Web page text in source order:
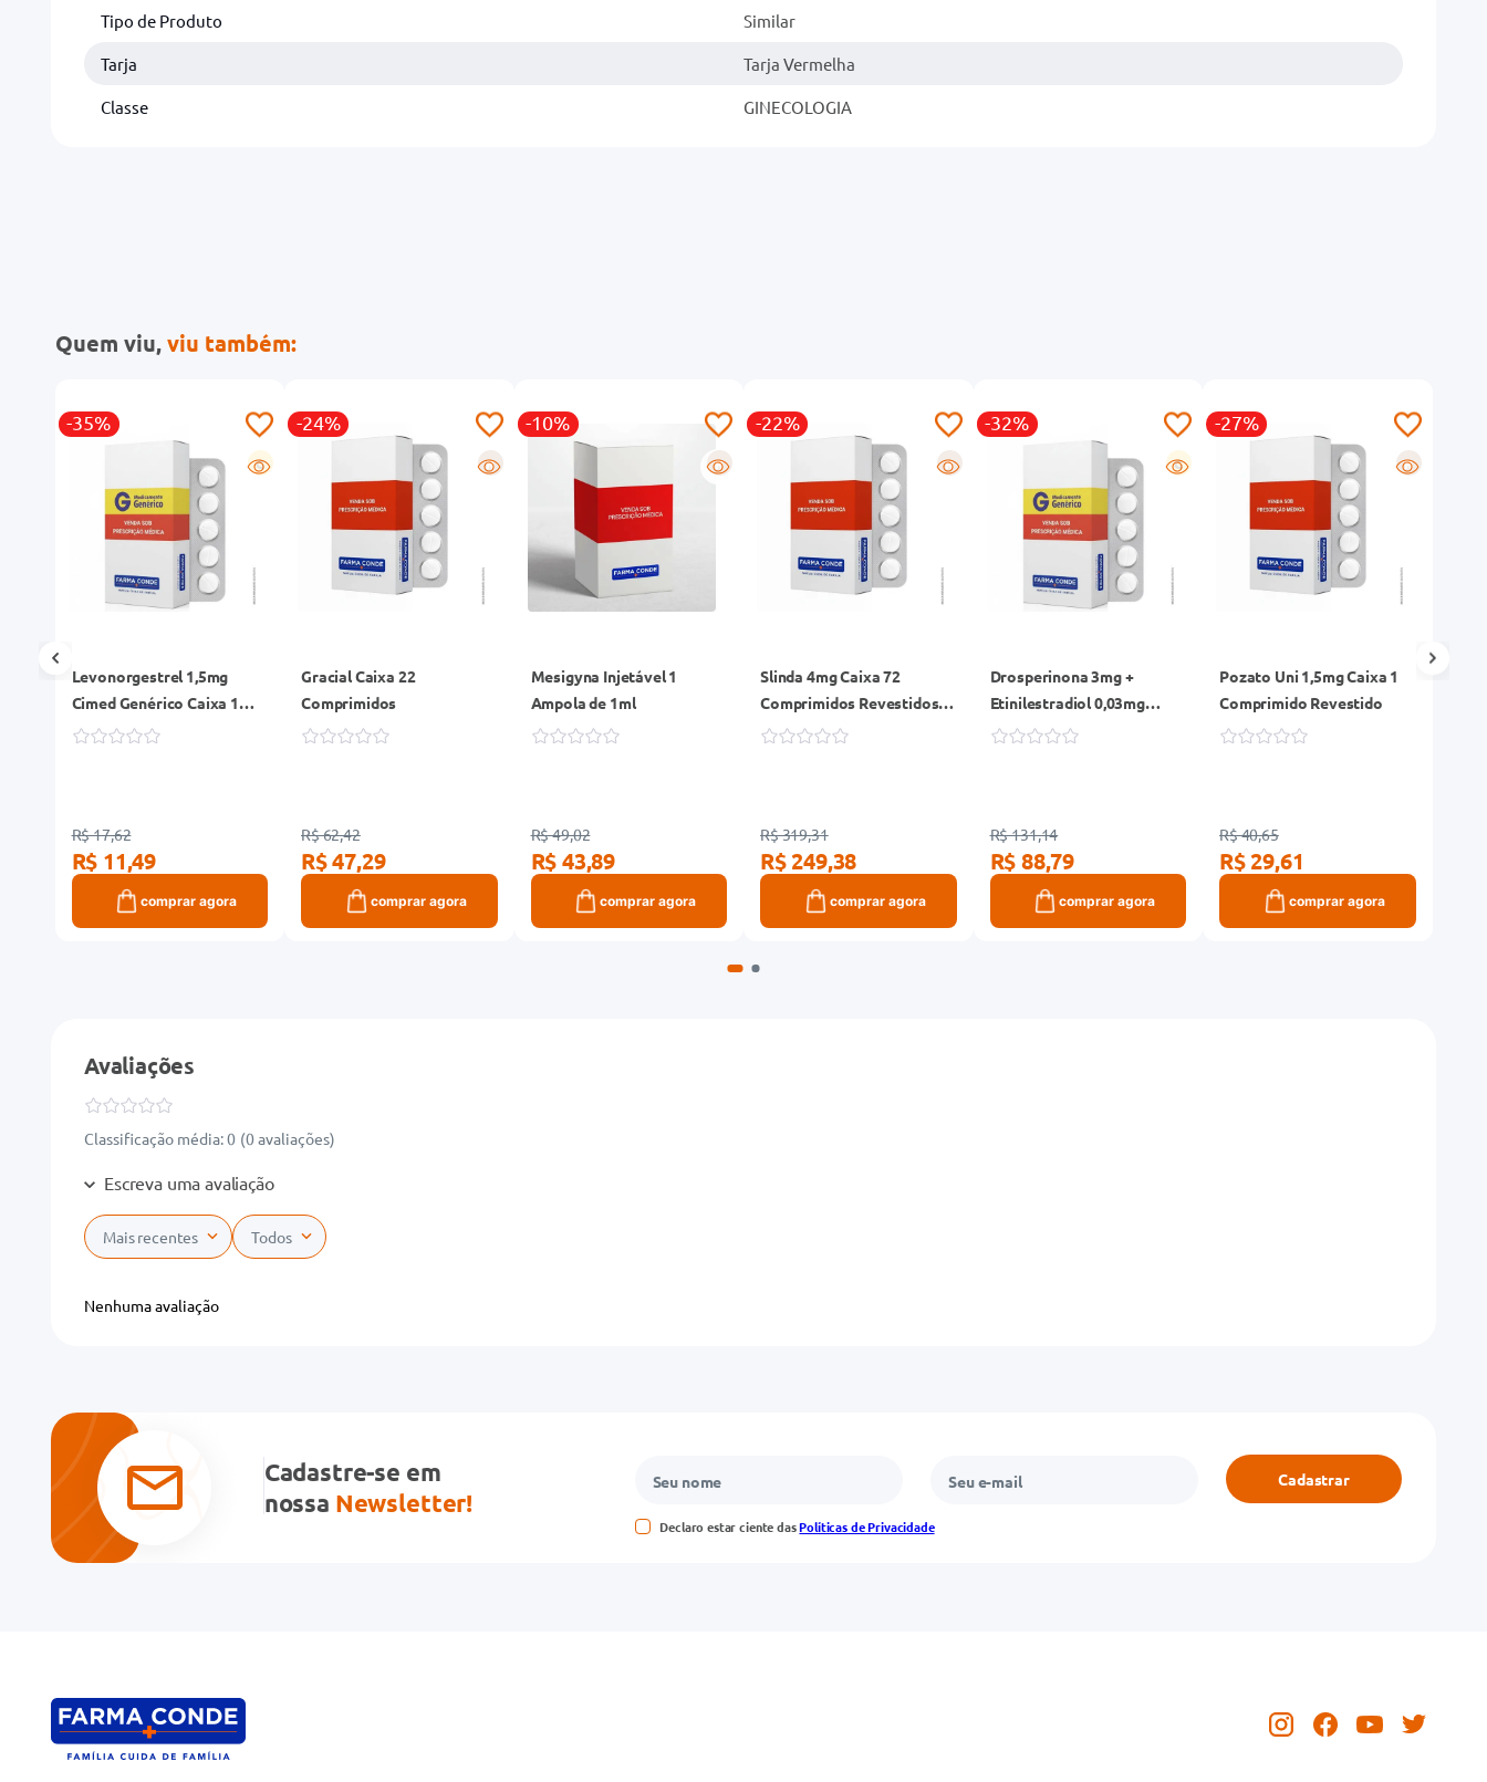
Tipo de Produto Similar
Tarja Tarja Vermelha
Classe GINECOLOGIA
Quem viu,viu também:
-35%
G
Levonorgestrel 1,5mg
Cimed Genérico Caixa 1
Comprimido
R$ 17,62
R$ 11,49
comprar agora
-24%
R
Gracial Caixa 22
Comprimidos
R$ 62,42
R$ 47,29
comprar agora
-10%
R
Mesigyna Injetável 1
Ampola de 1ml
R$ 49,02
R$ 43,89
comprar agora
-22%
R
Slinda 4mg Caixa 72
Comprimidos Revestidos +
12 Comprimidos Placebos
R$ 319,31
R$ 249,38
comprar agora
-32%
G
Drosperinona 3mg +
Etinilestradiol 0,03mg
Eurofarma Genérico Caixa
R$ 131,14
R$ 88,79
comprar agora
-27%
R
Pozato Uni 1,5mg Caixa 1
Comprimido Revestido
R$ 40,65
R$ 29,61
comprar agora
Avaliações
Classificação média: 0 (0 avaliações)
Escreva uma avaliação
Adicionar avaliação
Avalie o produto de 1 a 5 estrelas
★★★
Seu nome
Mais recentes Todos
Nenhuma avaliação
Cadastre-se em
nossa Newsletter!
Declaro estar ciente dasPolíticas de Privacidade
Cadastrar